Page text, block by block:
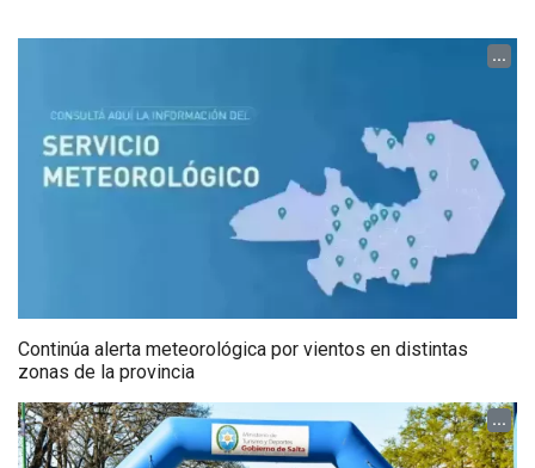
...
Continúa alerta meteorológica por vientos en distintas
zonas de la provincia
...